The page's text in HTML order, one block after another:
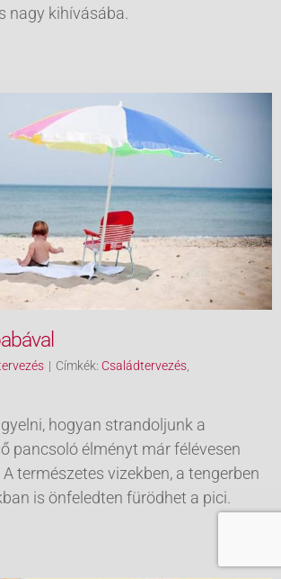
nagy kihívásába.
| Címkék: Családtervezés
hogyan strandoljunk a
pancsoló élményt már félévesen
természetes vizekben, a tengerben
is önfeledten fürödhet a pici.